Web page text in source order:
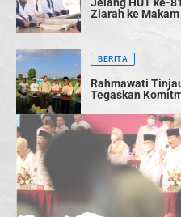
Jelang HUT ke-
Ziarah ke
BERITA
Rahmawati
Tegaskan